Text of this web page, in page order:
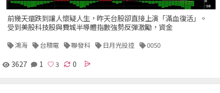
前幾天還跌到讓人懷疑人生，昨天台股卻直接上演「滿血復活」。
受到美股科技股與費城半導體指數強勢反彈激勵，資金
鴻海 台積電 聯發科 日月光投控 0050
3627 1 0